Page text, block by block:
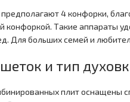
4 конфорки,
конфоркой. Такие аппараты
Для больших семей и
и тип
плит оснащены